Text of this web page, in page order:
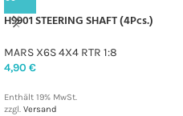
H9901 STEERING SHAFT (4Pcs.)
MARS X6S 4X4 RTR 1:8
4,90 €
Enthält 19% MwSt.
zzgl. Versand